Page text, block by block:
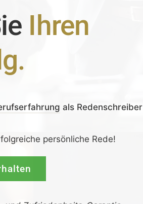
Ihren
als Redenschreiber
persönliche Rede!